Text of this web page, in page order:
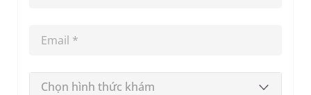
Chọn hình thức khám